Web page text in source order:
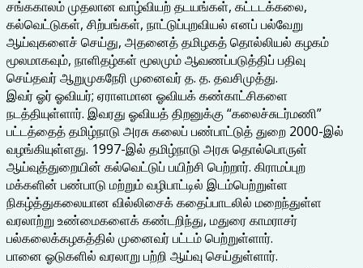
சங்ககாலம் முதலான வாழ்வியற் தடயங்கள், கட்டடக்கலை,
கல்வெட்டுகள், சிற்பங்கள், நாட்டுப்புறவியல் எனப் பல்வேறு
ஆய்வுகளைச் செய்து, அதனைத் தமிழகத் தொல்லியல் கழகம்
மூலமாகவும், நாளிதழ்கள் மூலமும் ஆவணப்படுத்திப் பதிவு
செய்தவர் ஆறுமுகநேரி முனைவர் த. த. தவசிமுத்து.
இவர் ஓர் ஓவியர்; ஏராளமான ஓவியக் கண்காட்சிகளை
நடத்தியுள்ளார். இவரது ஓவியத் திறனுக்கு “கலைச்சுடர்மணி”
பட்டத்தைத் தமிழ்நாடு அரசு கலைப் பண்பாட்டுத் துறை 2000-இல்
வழங்கியுள்ளது. 1997-இல் தமிழ்நாடு அரசு தொல்பொருள்
ஆய்வுத்துறையின் கல்வெட்டுப் பயிற்சி பெற்றார். கிராமப்புற
மக்களின் பண்பாடு மற்றும் வழிபாட்டில் இடம்பெற்றுள்ள
நிகழ்த்துகலையான வில்லிசைக் கதைப்பாடலில் மறைந்துள்ள
வரலாற்று உண்மைகளைக் கண்டறிந்து, மதுரை காமராசர்
பல்கலைக்கழகத்தில் முனைவர் பட்டம் பெற்றுள்ளார்.
பானை ஓடுகளில் வரலாறு பற்றி ஆய்வு செய்துள்ளார்.